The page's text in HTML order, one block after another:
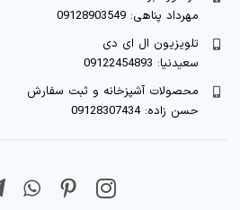
مهرداد پناهی: 09128903549
تلویزیون ال ای دی
سعیدنیا: 09122454893
محصولات آشپزخانه و ثبت سفارش
حسن زاده: 09128307434